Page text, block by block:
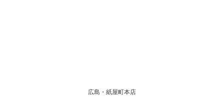
広島・紙屋町本店